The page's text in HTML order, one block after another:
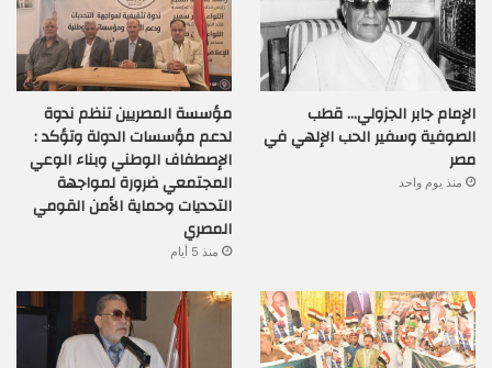
الإمام جابر الجزولي… قطب
الصوفية وسفير الحب الإلهي في
مصر
منذ يوم واحد
مؤسسة المصريين تنظم ندوة
لدعم مؤسسات الدولة وتؤكد :
الإصطفاف الوطني وبناء الوعي
المجتمعي ضرورة لمواجهة
التحديات وحماية الأمن القومي
المصري
منذ 5 أيام